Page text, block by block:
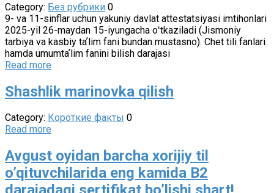
Category: Без рубрики 0
9- va 11-sinflar uchun yakuniy davlat attestatsiyasi imtihonlari
2025-yil 26-maydan 15-iyungacha oʻtkaziladi (Jismoniy
tarbiya va kasbiy taʼlim fani bundan mustasno). Chet tili fanlari
hamda umumtaʼlim fanini bilish darajasi
Read more
Shashlik marinovka qilish
Category: Короткие факты 0
Read more
Avgust oyidan barcha xorijiy til
o’qituvchilarida eng kamida B2